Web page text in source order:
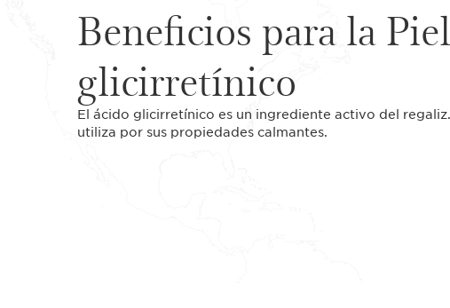
Beneficios para la
glicirretínico
El ácido glicirretínico es un ingrediente activo del
utiliza por sus propiedades calmantes.